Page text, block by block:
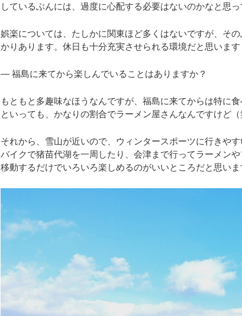
しているぶんには、過度に心配する必要はないのかなと思っ
娯楽については、たしかに関東ほど多くはないですが、そ
かりあります。休日も十分充実させられる環境だと思います
― 福島に来てから楽しんでいることはありますか？
もともと多趣味なほうなんですが、福島に来てからは特に食
といっても、かなりの割合でラーメン屋さんなんですけど（
それから、雪山が近いので、ウィンタースポーツに行きやす
バイクで猪苗代湖を一周したり、会津まで行ってラーメン
移動するだけでいろいろ楽しめるのがいいところだと思いま